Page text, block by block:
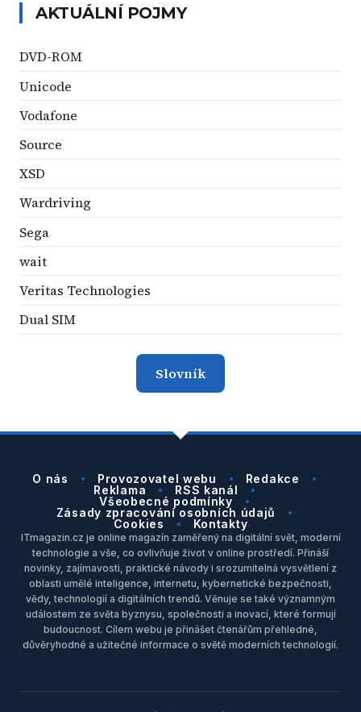
AKTUÁLNÍ POJMY
DVD-ROM
Unicode
Vodafone
Source
XSD
Wardriving
Sega
wait
Veritas Technologies
Dual SIM
Slovník
O nás Provozovatel webu
Redakce
Reklama
RSS kanál
Všeobecné podmínky
Zásady zpracování osobních údajů
Cookies
Kontakty
ITmagazin.cz je online magazín zaměřený na digitální svět, moderní
technologie a vše, co ovlivňuje život v online prostředí. Přináší
novinky, zajímavosti, praktické návody i srozumitelná vysvětlení z
oblasti umělé inteligence, internetu, kybernetické bezpečnosti,
vědy, technologií a digitálních trendů. Věnuje se také významným
událostem ze světa byznysu, společnosti a inovací, které formují
budoucnost. Cílem webu je přinášet čtenářům přehledné,
důvěryhodné a užitečné informace o světě moderních technologií.